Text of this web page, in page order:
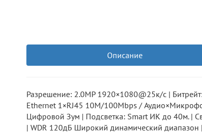
Описание
Разрешение: 2.0МР 1920×1080@25к/с |
Ethernet 1×RJ45 10M/100Mbps /
Цифровой Зум | Подсветка: Smart ИК до 40м. |
| WDR 120дБ Широкий динамический диапазон |